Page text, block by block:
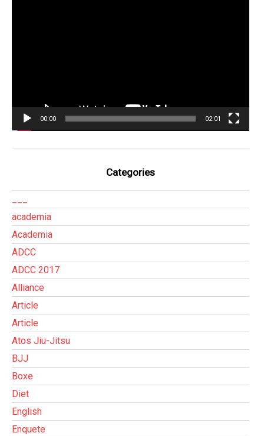
00:00 02:01
Categories
academia
Academia
ADCC
ADCC 2017
Alliance
Article
Article
Atos Jiu-Jitsu
BJJ
Boxe
Diet
English
Enquete